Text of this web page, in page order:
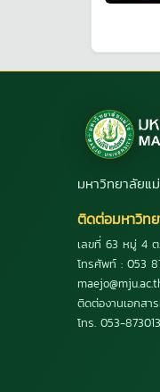
มหาวิทยาลัยแ
ติดต่อมหาวิท
เลขที่ 63 หมู่ 4
โทรศัพท์ : 053
ติดต่องานเอกสา
โทร. 053-